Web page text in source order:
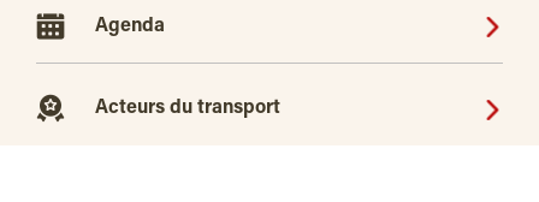
Agenda
Acteurs du transport